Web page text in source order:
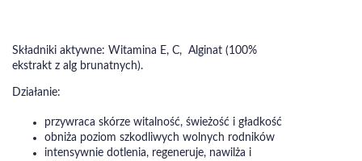
Składniki aktywne: Witamina E, C, Alginat (100%
ekstrakt z alg brunatnych).
Działanie:
przywraca skórze witalność, świeżość i gładkość
obniża poziom szkodliwych wolnych rodników
intensywnie dotlenia, regeneruje, nawilża i